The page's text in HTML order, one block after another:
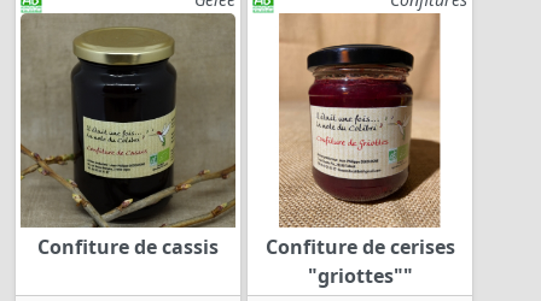
Confiture de cassis
Confiture de cerises
"griottes""